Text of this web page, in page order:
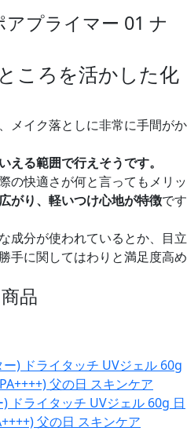
プライマー 01 ナ
ころを活かした化
メイク落としに非常に手間がか
える範囲で行えそうです。
の快適さが何と言ってもメリッ
がり、軽いつけ心地が特徴です
成分が使われているとか、目立
手に関してはわりと満足度高め
品
ドライタッチ UVジェル 60g 日
父の日 スキンケア